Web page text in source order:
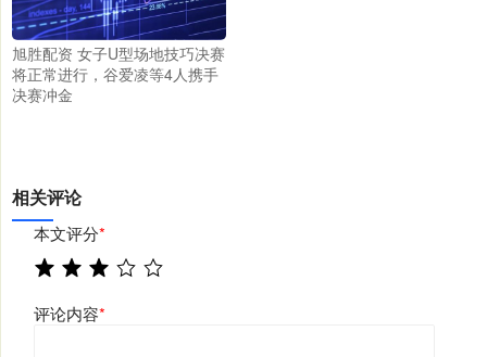
旭胜配资 女子U型场地技巧决赛
将正常进行，谷爱凌等4人携手
决赛冲金
相关评论
本文评分*
评论内容*